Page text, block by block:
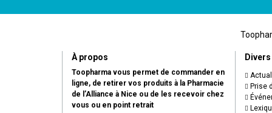
À propos
Toopharma vous permet de commander en
ligne, de retirer vos produits à la Pharmacie
de l’Alliance à Nice ou de les recevoir chez
vous ou en point retrait
Divers
Prise